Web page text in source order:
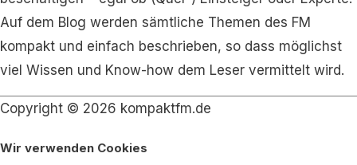
Auf dem Blog werden sämtliche Themen des FM
kompakt und einfach beschrieben, so dass möglichst
viel Wissen und Know-how dem Leser vermittelt wird.
Copyright © 2026 kompaktfm.de
Wir verwenden Cookies